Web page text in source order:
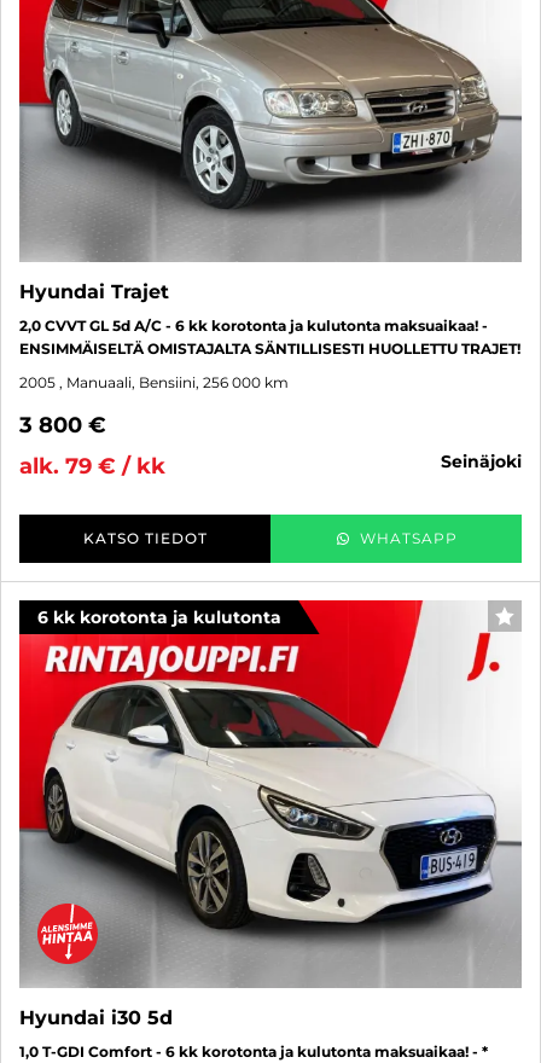
Hyundai Trajet
2,0 CVVT GL 5d A/C - 6 kk korotonta ja kulutonta maksuaikaa! -
ENSIMMÄISELTÄ OMISTAJALTA SÄNTILLISESTI HUOLLETTU TRAJET!
2005 , Manuaali, Bensiini, 256 000 km
3 800 €
alk. 79 € / kk
seinäjoki
KATSO TIEDOT WHATSAPP
6 kk korotonta ja kulutonta
Hyundai i30 5d
1,0 T-GDI Comfort - 6 kk korotonta ja kulutonta maksuaikaa! - *